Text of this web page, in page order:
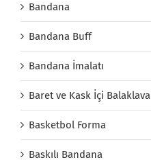
Bandana
Bandana Buff
Bandana İmalatı
Baret ve Kask İçi Balaklava
Basketbol Forma
Baskılı Bandana